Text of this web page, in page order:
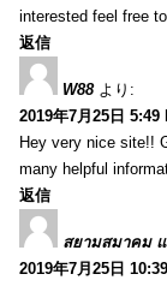
interested feel free
返信
W88 より:
2019年7月25日 5:49
Hey very nice site!!
many helpful
返信
สยามสมาคม
2019年7月25日